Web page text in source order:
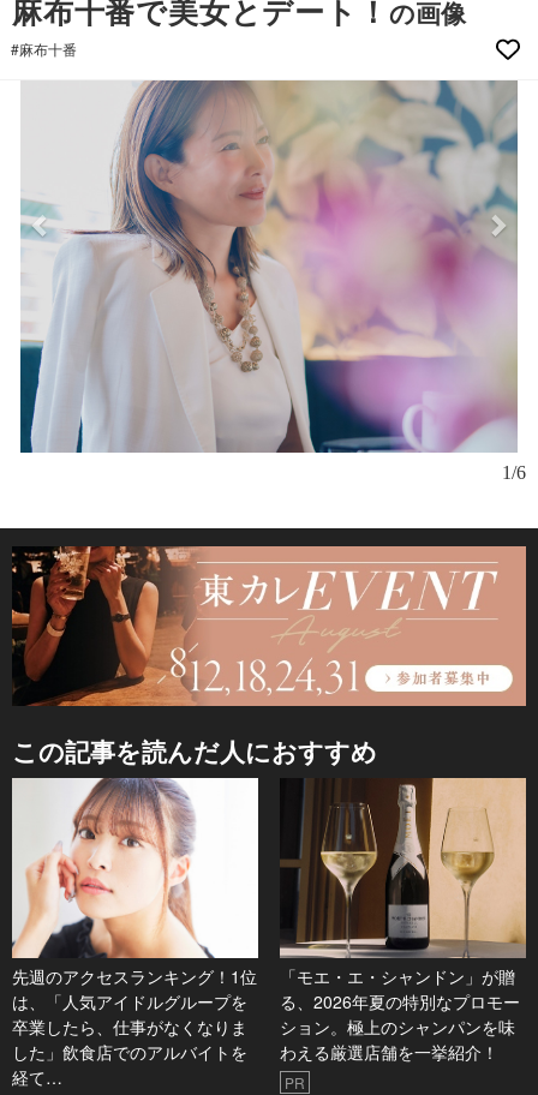
麻布十番で美女とデート！ の画像
#麻布十番
1/6
この記事を読んだ人におすすめ
先週のアクセスランキング！1位
は、「人気アイドルグループを
卒業したら、仕事がなくなりま
した」飲食店でのアルバイトを
経て…
「モエ・エ・シャンドン」が贈
る、2026年夏の特別なプロモー
ション。極上のシャンパンを味
わえる厳選店舗を一挙紹介！
PR